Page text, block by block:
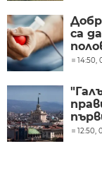
са
14:50,
12:50,